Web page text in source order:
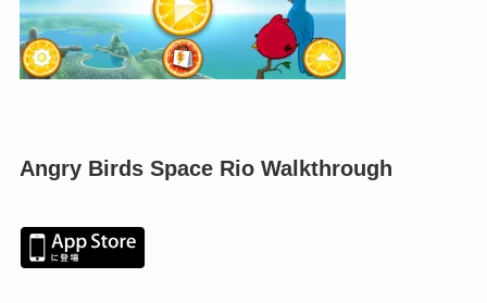
Angry Birds Space Rio Walkthrough